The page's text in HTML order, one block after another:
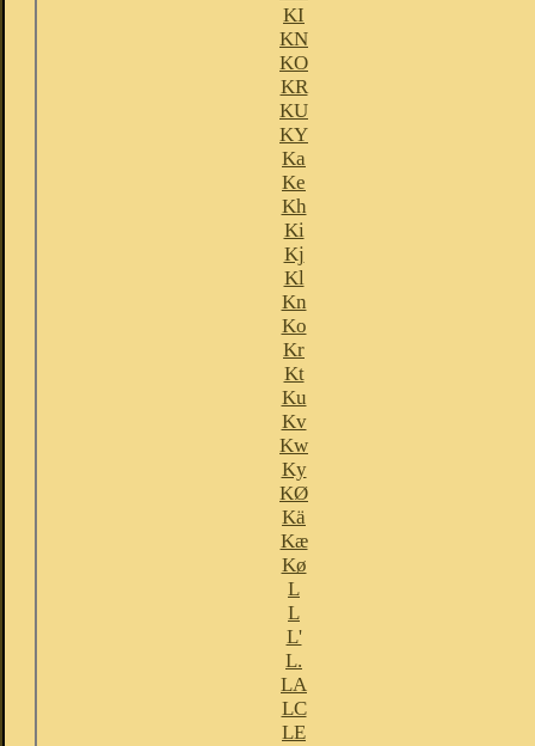
KI
KN
KO
KR
KU
KY
Ka
Ke
Kh
Ki
Kj
Kl
Kn
Ko
Kr
Kt
Ku
Kv
Kw
Ky
KØ
Kä
Kæ
Kø
L
L
L'
L.
LA
LC
LE